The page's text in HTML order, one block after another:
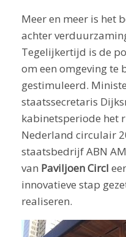
Meer en meer is het
achter
Tegelijkertijd is de
om een omgeving
gestimuleerd.
staatssecretaris
kabinetsperiode het
Nederland circulair
staatsbedrijf ABN
van Paviljoen Circl
innovatieve stap
realiseren.